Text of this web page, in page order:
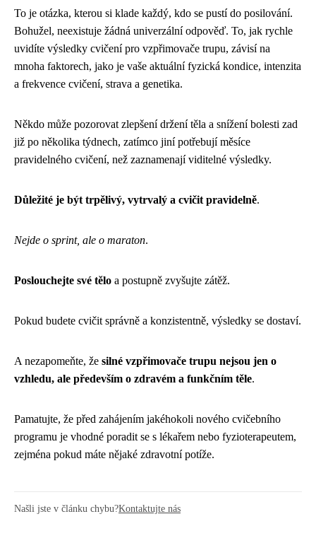
To je otázka, kterou si klade každý, kdo se pustí do posilování.
Bohužel, neexistuje žádná univerzální odpověď. To, jak rychle
uvidíte výsledky cvičení pro vzpřimovače trupu, závisí na
mnoha faktorech, jako je vaše aktuální fyzická kondice, intenzita
a frekvence cvičení, strava a genetika.
Někdo může pozorovat zlepšení držení těla a snížení bolesti zad
již po několika týdnech, zatímco jiní potřebují měsíce
pravidelného cvičení, než zaznamenají viditelné výsledky.
Důležité je být trpělivý, vytrvalý a cvičit pravidelně.
Nejde o sprint, ale o maraton.
Poslouchejte své tělo a postupně zvyšujte zátěž.
Pokud budete cvičit správně a konzistentně, výsledky se dostaví.
A nezapomeňte, že silné vzpřimovače trupu nejsou jen o
vzhledu, ale především o zdravém a funkčním těle.
Pamatujte, že před zahájením jakéhokoli nového cvičebního
programu je vhodné poradit se s lékařem nebo fyzioterapeutem,
zejména pokud máte nějaké zdravotní potíže.
Našli jste v článku chybu?Kontaktujte nás